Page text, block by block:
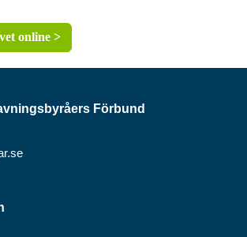
online >
Förbund